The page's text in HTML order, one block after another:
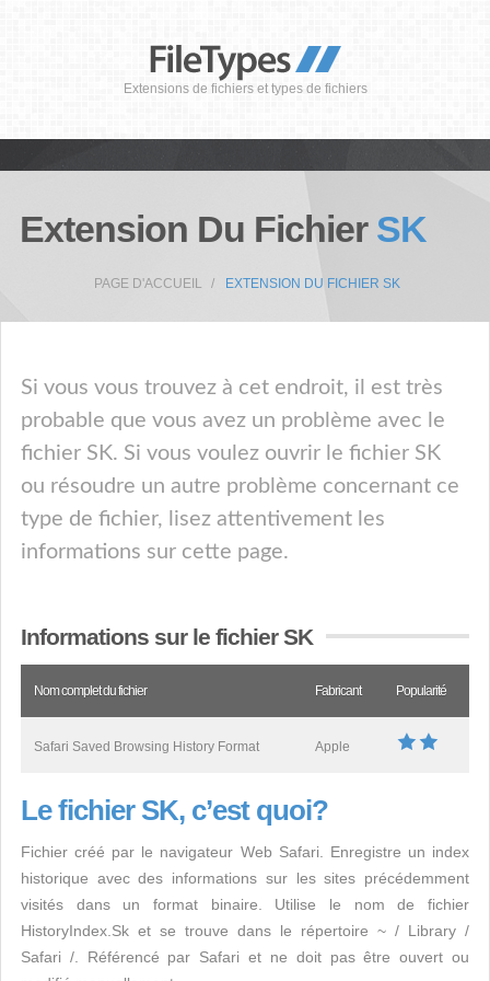
Extensions de fichiers et types de fichiers
Extension Du Fichier SK
PAGE D'ACCUEIL EXTENSION DU FICHIER SK
Si vous vous trouvez à cet endroit, il est très
probable que vous avez un problème avec le
fichier SK. Si vous voulez ouvrir le fichier SK
ou résoudre un autre problème concernant ce
type de fichier, lisez attentivement les
informations sur cette page.
Informations sur le fichier SK
Nom complet du fichier Fabricant Popularité
Safari Saved Browsing History Format Apple
Le fichier SK, c’est quoi?
Fichier créé par le navigateur Web Safari. Enregistre un index
historique avec des informations sur les sites précédemment
visités dans un format binaire. Utilise le nom de fichier
HistoryIndex.Sk et se trouve dans le répertoire ~ / Library /
Safari /. Référencé par Safari et ne doit pas être ouvert ou